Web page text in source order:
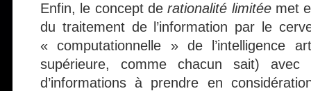
Enfin, le concept derationalité limitéemet
du traitement de l’information par le
« computationnelle » de l’intelligence
supérieure, comme chacun sait)
d’informations à prendre en